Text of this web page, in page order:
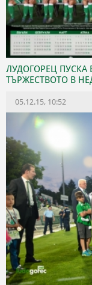
ЛУДОГОРЕЦ ПУСКА
ТЪРЖЕСТВОТО В
05.12.15, 10:52